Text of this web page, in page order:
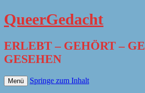
QueerGedacht
ERLEBT – GEHÖRT –
GESEHEN
Menü Springe zum Inhalt